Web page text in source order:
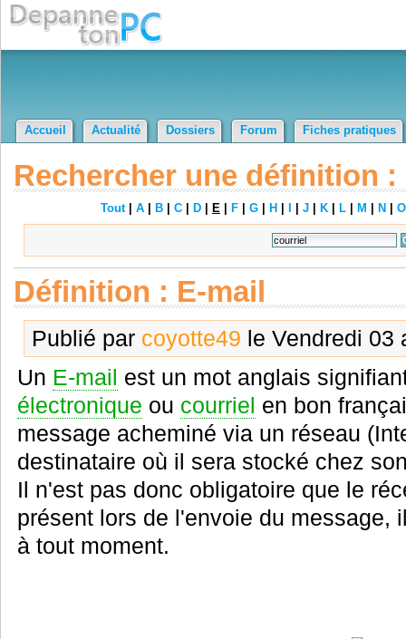
Accueil Actualité Dossiers Forum Fiches pratiques
Rechercher une définition :
Tout| A B C D E F G H J K L M N O
Définition : E-mail
Publié par coyotte49 le Vendredi 03
Un E-mail est un mot anglais
électronique ou courriel en bon
message acheminé via un réseau
destinataire où il sera stocké chez
Il n'est pas donc obligatoire que le
présent lors de l'envoie du message,
à tout moment.